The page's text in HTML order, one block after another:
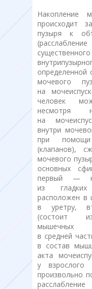
Накопление
происходит
пузыря к
определенной
мочевого
на
человек
несмотря
на
внутри
при помощи
(клапанов),
мочевого
основных
первый —
из
расположен в
в уретру,
(состоит
мышечных
в средней
в состав
акта
у взрослого
произвольно